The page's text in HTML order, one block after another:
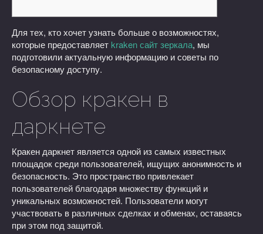
Для тех, кто хочет узнать больше о возможностях,
которые предоставляет kraken сайт зеркала, мы
подготовили актуальную информацию и советы по
безопасному доступу.
Обзор кракен в
даркнете
Кракен даркнет является одной из самых известных
площадок среди пользователей, ищущих анонимность и
безопасность. Это пространство привлекает
пользователей благодаря множеству функций и
уникальных возможностей. Пользователи могут
участвовать в различных сделках и обменах, оставаясь
при этом под защитой.